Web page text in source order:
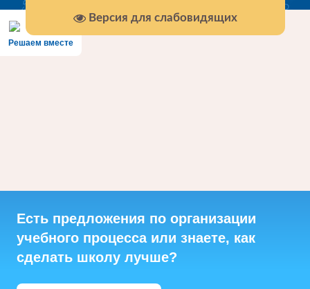
Версия для слабовидящих
Решаем вместе
Есть предложения по организации
учебного процесса или знаете, как
сделать школу лучше?